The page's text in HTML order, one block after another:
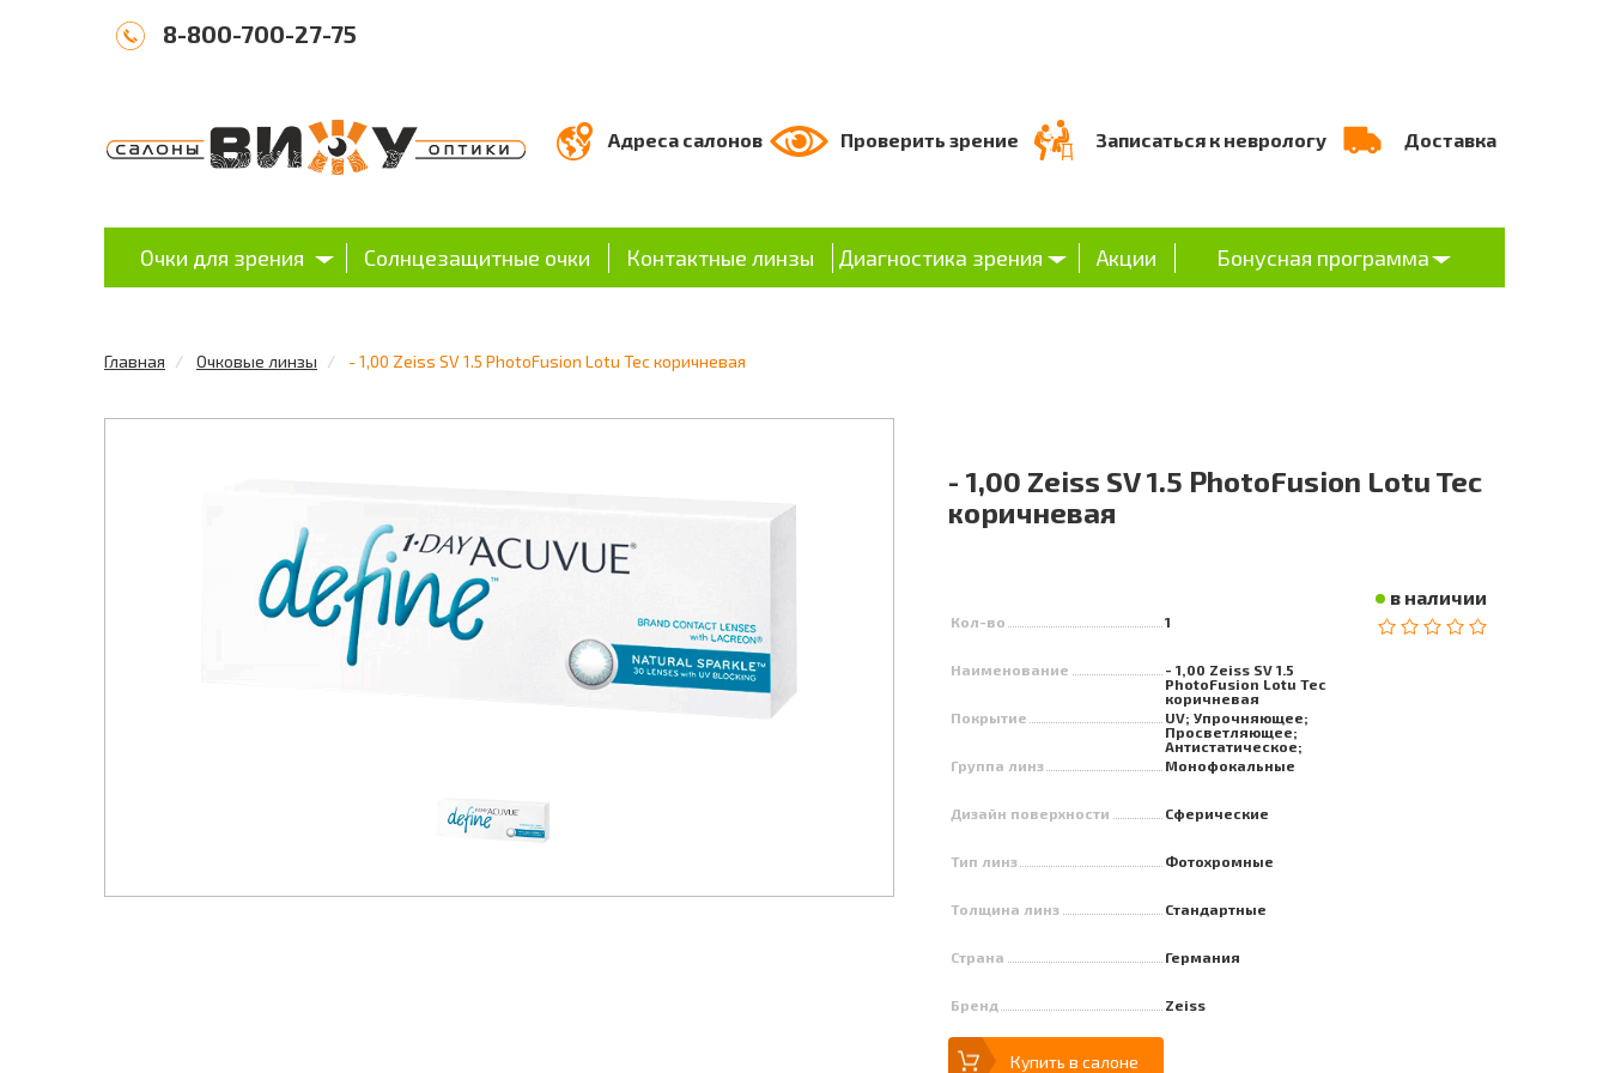
8-800-700-27-75
Адреса салонов Проверить зрение Записаться к неврологу Доставка
Очки для зрения Солнцезащитные очки Контактные линзы Диагностика зрения Акции Бонусная программа
Главная Очковые линзы - 1,00 Zeiss SV 1.5 PhotoFusion Lotu Tec коричневая
- 1,00 Zeiss SV 1.5 PhotoFusion Lotu Tec
коричневая
в наличии
Кол-во 1
Наименование
- 1,00 Zeiss SV 1.5
PhotoFusion Lotu Tec
коричневая
Покрытие
UV; Упрочняющее;
Просветляющее;
Антистатическое;
Гидрофобное
Группа линз Монофокальные
Дизайн поверхности Сферические
Тип линз Фотохромные
Толщина линз Стандартные
Страна Германия
Бренд Zeiss
Купить в салоне